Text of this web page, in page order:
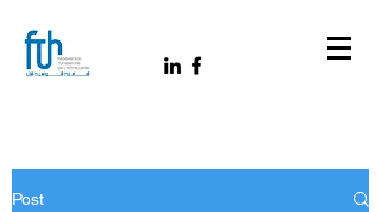
Post